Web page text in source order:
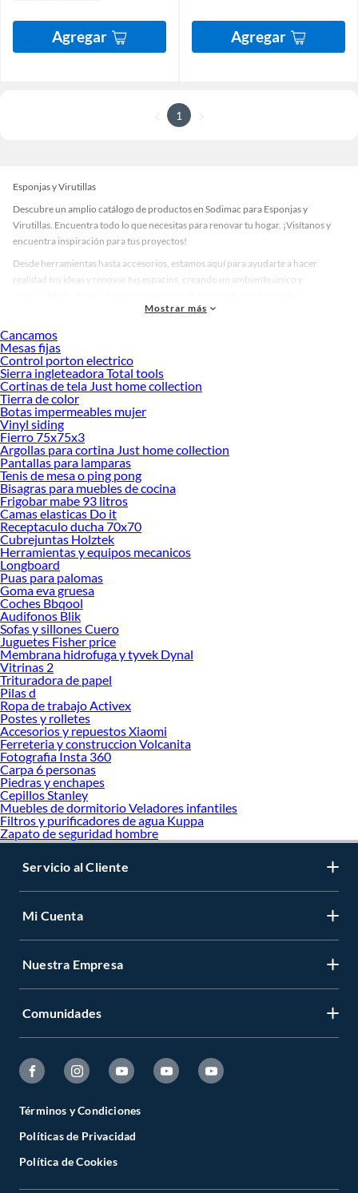
Agregar Agregar
1
Esponjas y Virutillas
Descubre un amplio catálogo de productos en Sodimac para Esponjas y
Virutillas. Encuentra todo lo que necesitas para renovar tu hogar. ¡Visítanos y
encuentra inspiración para tus proyectos!
Desde herramientas hasta accesorios, estamos aquí para ayudarte a hacer
realidad tus ideas y renovar tus espacios, creando un ambiente único y
accesorios de calidad que te ayudarán a crear un espacio más tú.
Desde remodelaciones hasta proyectos de decoración, estamos aquí para hacer
tus ideas realidad. ¡Visítanos y encuentra todo lo que tenemos para ofrecerte en
Esponjas y Virutillas!
Explora la variedad de productos de Esponjas y Virutillas en Sodimac
Herramientas, materiales y accesorios de calidad para tus proyectos y
renovación de espacios. ¡Visítanos y descubre todo lo que tenemos para
ofrecerte!
Encuentra una amplia variedad de productos de Esponjas y Virutillas en
Sodimac. Encuentra todo lo necesario para tus proyectos de renovación y
decoración. ¡Visítanos y haz tus ideas realidad!
Mostrar más
Cancamos
Mesas fijas
Control porton electrico
Sierra ingleteadora Total tools
Cortinas de tela Just home collection
Tierra de color
Botas impermeables mujer
Vinyl siding
Fierro 75x75x3
Argollas para cortina Just home collection
Pantallas para lamparas
Tenis de mesa o ping pong
Bisagras para muebles de cocina
Frigobar mabe 93 litros
Camas elasticas Do it
Receptaculo ducha 70x70
Cubrejuntas Holztek
Herramientas y equipos mecanicos
Longboard
Puas para palomas
Goma eva gruesa
Coches Bbqool
Audifonos Blik
Sofas y sillones Cuero
Juguetes Fisher price
Membrana hidrofuga y tyvek Dynal
Vitrinas 2
Trituradora de papel
Pilas d
Ropa de trabajo Activex
Postes y rolletes
Accesorios y repuestos Xiaomi
Ferreteria y construccion Volcanita
Fotografia Insta 360
Carpa 6 personas
Piedras y enchapes
Cepillos Stanley
Muebles de dormitorio Veladores infantiles
Filtros y purificadores de agua Kuppa
Zapato de seguridad hombre
Servicio al Cliente
Mi Cuenta
Nuestra Empresa
Comunidades
Términos y Condiciones
Políticas de Privacidad
Política de Cookies